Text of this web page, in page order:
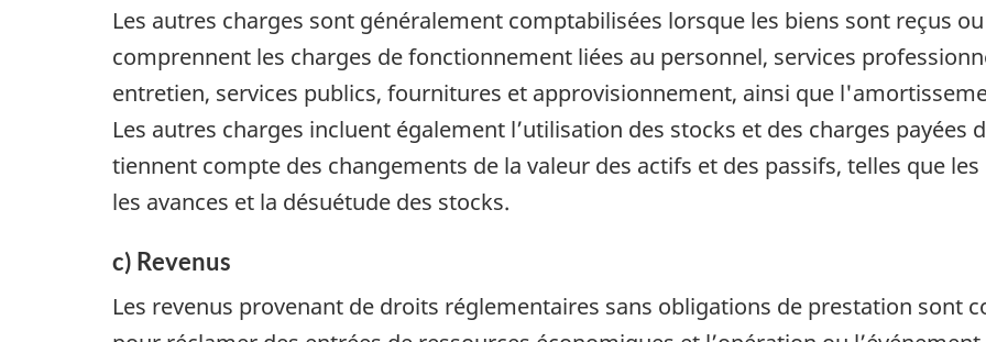
Les autres charges sont généralement comptabilisées lorsque les biens sont reçus
comprennent les charges de fonctionnement liées au personnel, services
entretien, services publics, fournitures et approvisionnement, ainsi que
Les autres charges incluent également l’utilisation des stocks et des charges payées
tiennent compte des changements de la valeur des actifs et des passifs, telles que
les avances et la désuétude des stocks.
c) Revenus
Les revenus provenant de droits réglementaires sans obligations de prestation sont